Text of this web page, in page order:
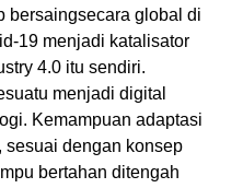
bersaingsecara global di
19 menjadi katalisator
4.0 itu sendiri.
menjadi digital
Kemampuan adaptasi
dengan konsep
bertahan ditengah